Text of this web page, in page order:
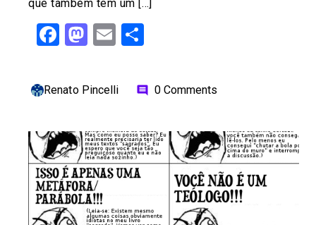
que também tem um […]
Facebook
Mastodon
Email
Renato Pincelli comment 0 Comments